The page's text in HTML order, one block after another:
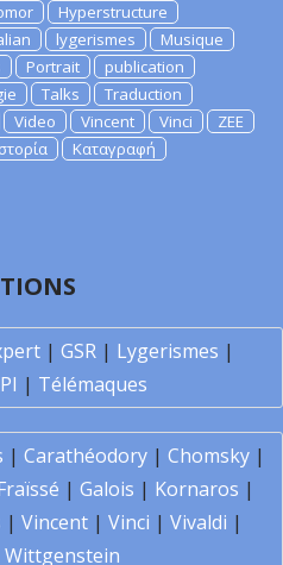
Hyperstructure
lygerismes
Musique
Portrait
publication
Talks
Traduction
Video Vincent Vinci
ZEE
Καταγραφή
| GSR| Lygerismes |
PI | Télémaques
| Carathéodory| Chomsky|
| Galois | Kornaros |
| Vincent | Vinci | Vivaldi |
Wittgenstein